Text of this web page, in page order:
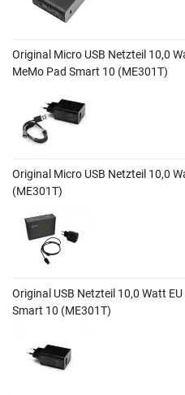
Original Micro USB Netzteil 10,0
MeMo Pad Smart 10 (ME301T)
Original Micro USB Netzteil 10,0
(ME301T)
Original USB Netzteil 10,0 Watt
Smart 10 (ME301T)